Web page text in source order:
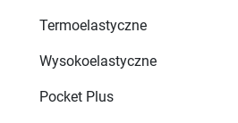
Termoelastyczne
Wysokoelastyczne
Pocket Plus